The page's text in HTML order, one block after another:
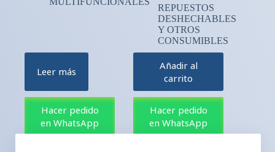
Leer más
Hacer pedido
en WhatsApp
REPUESTOS
DESHECHABLES
Y OTROS
CONSUMIBLES
Añadir al
carrito
Hacer pedido
en WhatsApp